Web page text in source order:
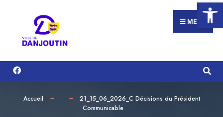
Ouvrir
contenu
MENU
Accueil
21_15_06_2026_C Décisions du Président
Communicable
for: